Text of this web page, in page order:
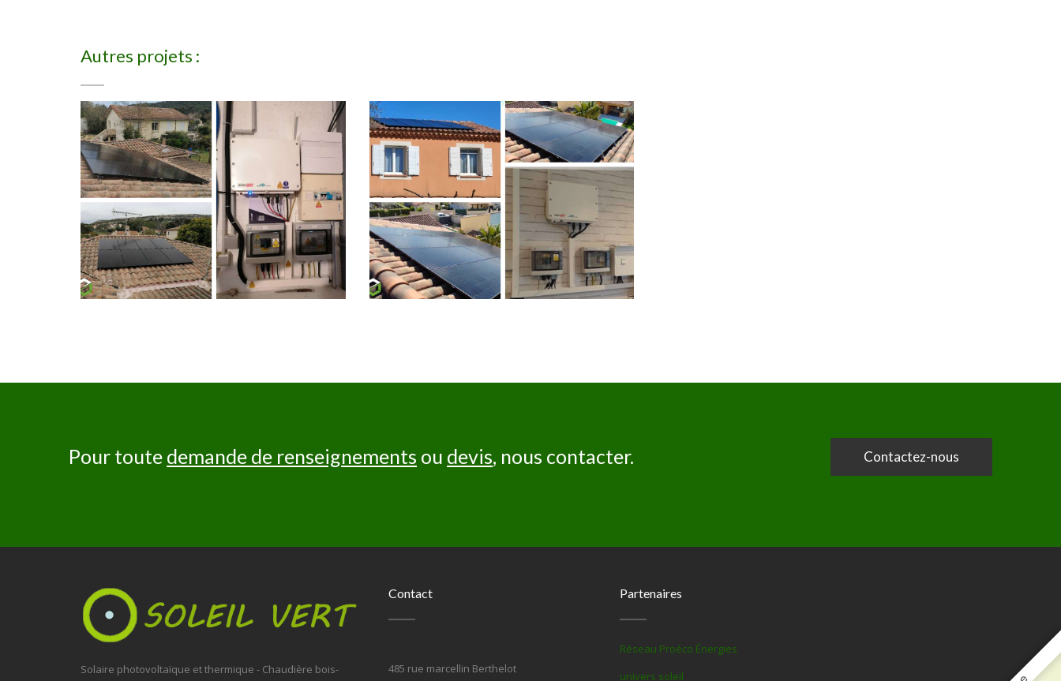
Autres projets :
Pour toute demande de renseignements ou devis, nous contacter. Contactez-nous
Solaire photovoltaïque et thermique - Chaudière bois-
Contact
485 rue marcellin Berthelot
Partenaires
Réseau Proéco Énergies
univers soleil